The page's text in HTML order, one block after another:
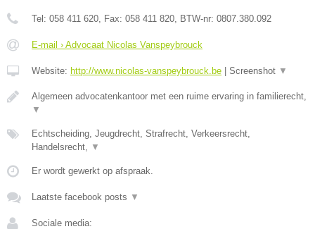
Tel: 058 411 620 , Fax: 058 411 820 , BTW-nr: 0807.380.092
E-mail › Advocaat Nicolas Vanspeybrouck
Website: http://www.nicolas-vanspeybrouck.be Screenshot ▼
Algemeen advocatenkantoor met een ruime ervaring in familierecht,
▼
Echtscheiding, Jeugdrecht, Strafrecht, Verkeersrecht,
Handelsrecht,
▼
Er wordt gewerkt op afspraak.
Laatste facebook posts ▼
Sociale media: